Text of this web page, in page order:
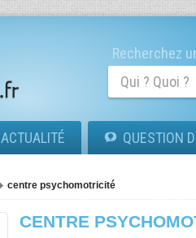
Recherchez
ACTUALITÉ QUESTION
centre psychomotricité
CENTRE